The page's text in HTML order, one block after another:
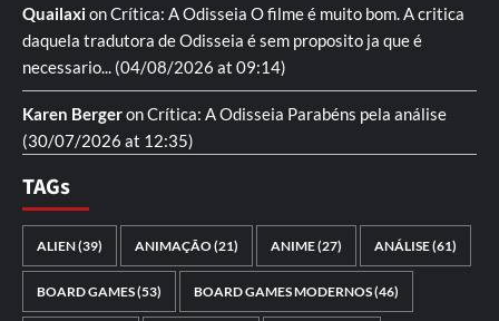
QuailaxionCrítica: A Odisseia O filme é muito bom. A critica
daquela tradutora de Odisseia é sem proposito ja que é
necessario... (04/08/2026 at 09:14)
Karen BergeronCrítica: A Odisseia Parabéns pela análise
(30/07/2026 at 12:35)
TAGs
ALIEN(39) ANIMAÇÃO(21) ANIME(27) ANÁLISE(61)
BOARD GAMES(53) BOARD GAMES MODERNOS(46)